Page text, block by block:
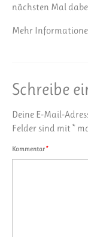
nächsten Mal
Mehr
Schreibe
Deine E-Mail-
Felder sind mit *
Kommentar*